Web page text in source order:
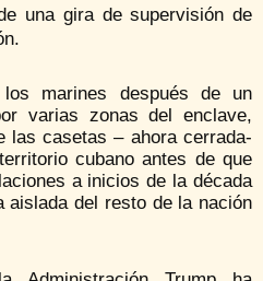
una gira de supervisión de
marines después de un
varias zonas del enclave,
las casetas – ahora cerrada-
cubano antes de que
a inicios de la década
aislada del resto de la nación